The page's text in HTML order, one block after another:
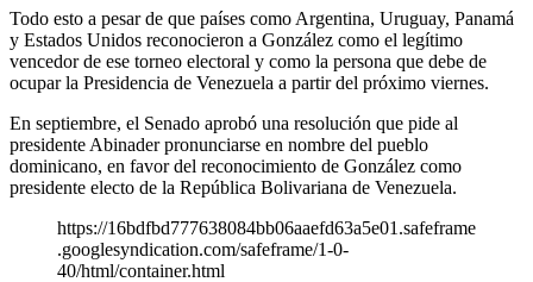
Todo esto a pesar de que países como Argentina, Uruguay, Panamá
y Estados Unidos reconocieron a González como el legítimo
vencedor de ese torneo electoral y como la persona que debe de
ocupar la Presidencia de Venezuela a partir del próximo viernes.
En septiembre, el Senado aprobó una resolución que pide al
presidente Abinader pronunciarse en nombre del pueblo
dominicano, en favor del reconocimiento de González como
presidente electo de la República Bolivariana de Venezuela.
https://16bdfbd777638084bb06aaefd63a5e01.safeframe
.googlesyndication.com/safeframe/1-0-
40/html/container.html